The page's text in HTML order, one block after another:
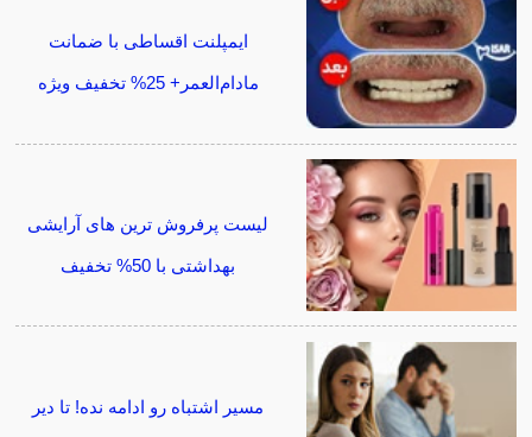
ایمپلنت اقساطی با ضمانت
مادام‌العمر+ 25% تخفیف ویژه
لیست پرفروش ترین های آرایشی
بهداشتی با 50% تخفیف
مسیر اشتباه رو ادامه نده! تا دیر